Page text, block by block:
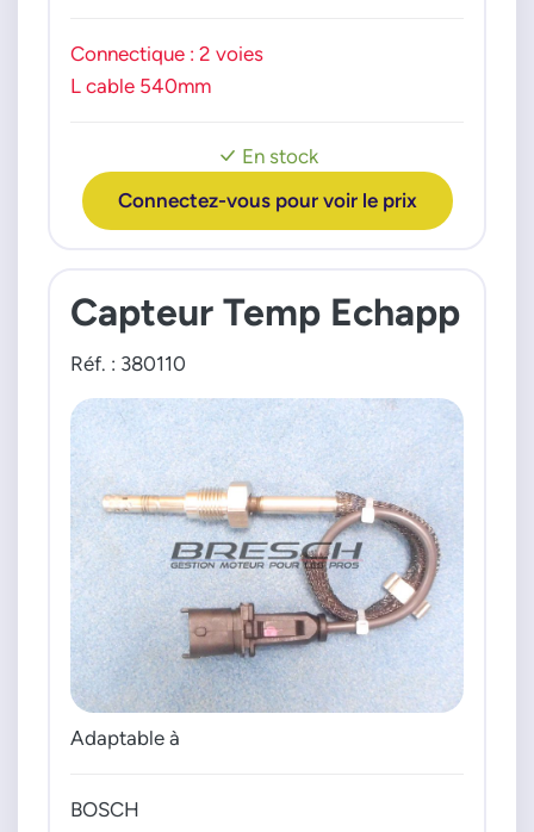
En stock
Connectez-vous pour voir le prix
Connectique : 2 voies
L cable 540mm
Capteur Temp Echapp
Réf. : 380110
Adaptable à
BOSCH